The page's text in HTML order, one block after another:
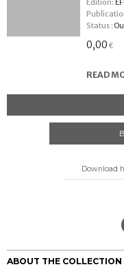
Edition:
Status :
0,00 €
READ
Download
ABOUT THE COLLECTION